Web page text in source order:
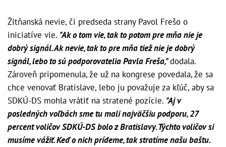
Žitňanská nevie, či predseda strany Pavol Frešo o
iniciatíve vie. "Ak o tom vie, tak to potom pre mňa nie je
dobrý signál. Ak nevie, tak to pre mňa tiež nie je dobrý
signál, lebo to sú podporovatelia Pavla Freša,"dodala.
Zároveň pripomenula, že už na kongrese povedala, že sa
chce venovať Bratislave, lebo ju považuje za kľúč, aby sa
SDKÚ-DS mohla vrátiť na stratené pozície. "Aj v
posledných voľbách sme tu mali najväčšiu podporu, 27
percent voličov SDKÚ-DS bolo z Bratislavy. Týchto voličov si
musíme vážiť. Keď o nich prídeme, tak stratíme našu baštu.